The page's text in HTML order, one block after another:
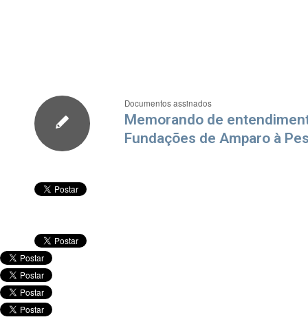
Documentos assinados
Memorando de
Fundações de Amparo à